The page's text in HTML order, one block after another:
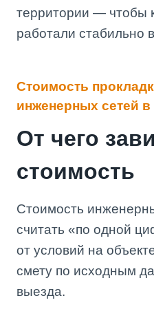
территории — чтобы
работали стабильно
Стоимость
инженерных сетей
От чего
стоимость
Стоимость
считать «по одной
от условий на
смету по исходным
выезда.